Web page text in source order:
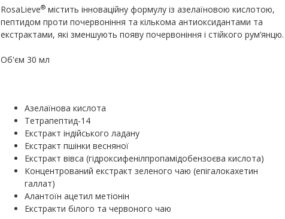
RosaLieve® містить інноваційну формулу із азелаїновою кислотою,
пептидом проти почервоніння та кількома антиоксидантами та
екстрактами, які зменшують появу почервоніння і стійкого рум’янцю.
Об'єм 30 мл
Азелаїнова кислота
Тетрапептид-14
Екстракт індійського ладану
Екстракт пшінки весняної
Екстракт вівса (гідроксифенілпропамідобензоєва кислота)
Концентрований екстракт зеленого чаю (епігалокахетин
галлат)
Алантоїн ацетил метіонін
Екстракти білого та червоного чаю